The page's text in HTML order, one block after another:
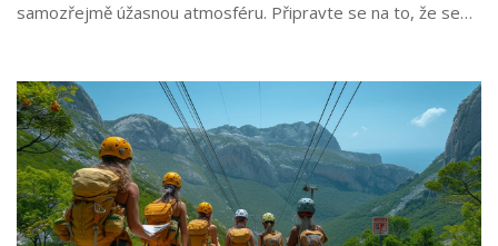
samozřejmě úžasnou atmosféru. Připravte se na to, že se